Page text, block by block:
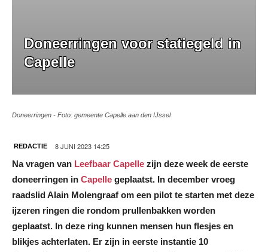
Doneerringen voor statiegeld in
Capelle
Doneerringen - Foto: gemeente Capelle aan den IJssel
REDACTIE 8 JUNI 2023 14:25
Na vragen van Leefbaar Capelle zijn deze week de eerste
doneerringen in Capelle geplaatst. In december vroeg
raadslid Alain Molengraaf om een pilot te starten met deze
ijzeren ringen die rondom prullenbakken worden
geplaatst. In deze ring kunnen mensen hun flesjes en
blikjes achterlaten. Er zijn in eerste instantie 10